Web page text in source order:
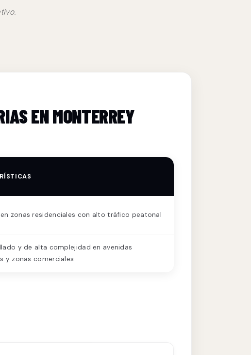
EN MONTERREY
zonas residenciales con alto tráfico peatonal
y de alta complejidad en avenidas
y zonas comerciales